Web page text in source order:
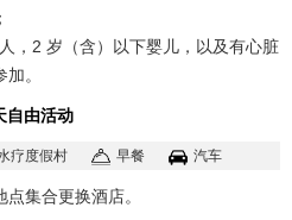
，2 岁（含）以下婴儿，以及有心脏
。
自由活动
疗度假村 早餐 汽车
集合更换酒店。